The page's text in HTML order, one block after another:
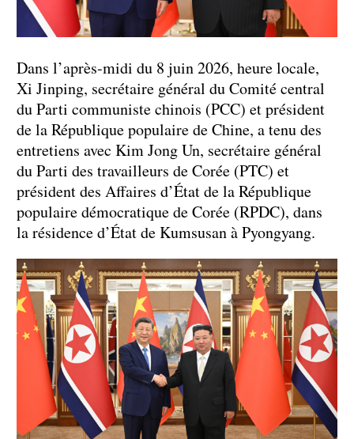
Dans l’après-midi du 8 juin 2026, heure locale,
Xi Jinping, secrétaire général du Comité central
du Parti communiste chinois (PCC) et président
de la République populaire de Chine, a tenu des
entretiens avec Kim Jong Un, secrétaire général
du Parti des travailleurs de Corée (PTC) et
président des Affaires d’État de la République
populaire démocratique de Corée (RPDC), dans
la résidence d’État de Kumsusan à Pyongyang.